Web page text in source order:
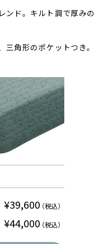
ンド。キルト調で厚みの
角形のポケットつき。
¥39,600（税込）
¥44,000（税込）